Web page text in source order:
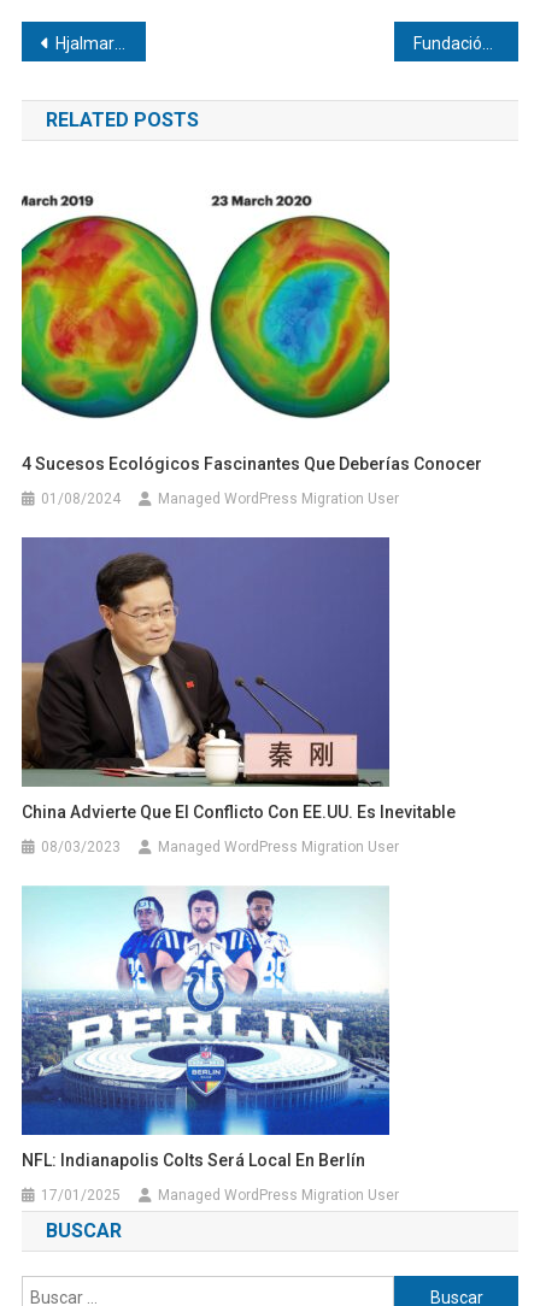
Navegación
de
entradas
Hjalmar Jesús Gibelli Gómez: Seguro de Salud Colectivo Fundación Randstad alerta sobre la brecha laboral en discapacidad
RELATED POSTS
4 Sucesos Ecológicos Fascinantes Que Deberías Conocer
01/08/2024 Managed WordPress Migration User
China Advierte Que El Conflicto Con EE.UU. Es Inevitable
08/03/2023 Managed WordPress Migration User
NFL: Indianapolis Colts Será Local En Berlín
17/01/2025 Managed WordPress Migration User
BUSCAR
Buscar: